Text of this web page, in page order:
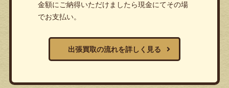
金額にご納得いただけましたら現金にてその場
でお支払い。
出張買取の流れを詳しく見る